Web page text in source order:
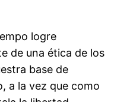
logre
de una ética de los
base de
a la vez que como